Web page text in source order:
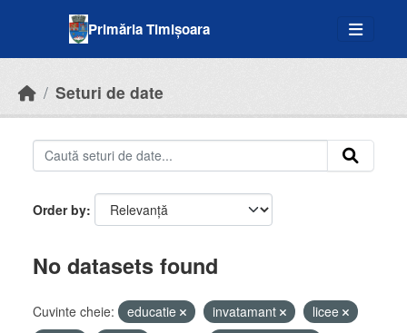
Primăria Timișoara
Seturi de date
Order by
No datasets found
Cuvinte cheie: educatie invatamant
licee